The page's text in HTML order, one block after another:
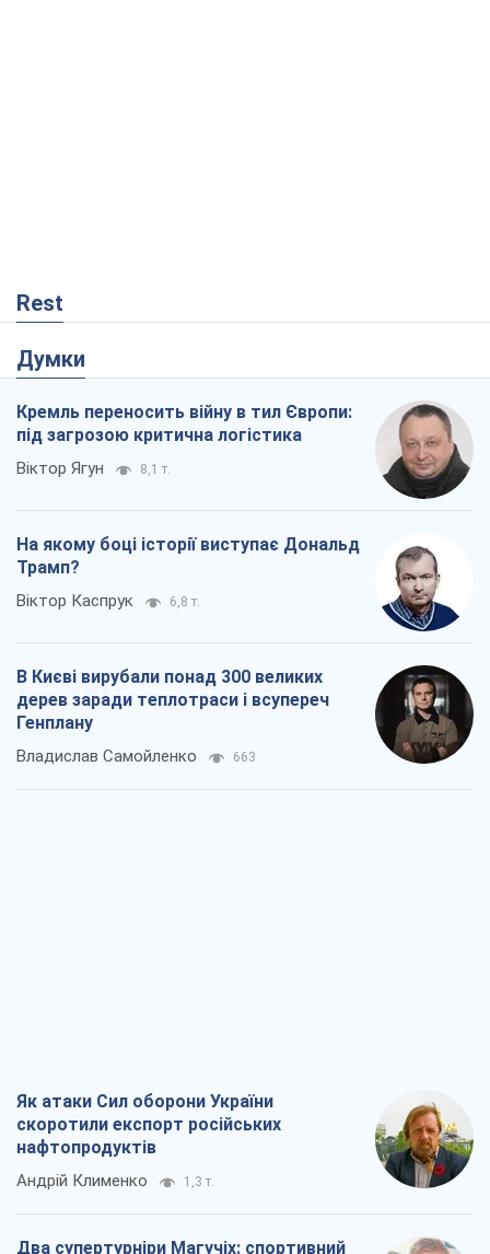
Rest
Думки
Кремль переносить війну в тил Європи:
під загрозою критична логістика
Віктор Ягун 8,1 т.
На якому боці історії виступає Дональд
Трамп?
Віктор Каспрук 6,8 т.
В Києві вирубали понад 300 великих
дерев заради теплотраси і всупереч
Генплану
Владислав Самойленко 663
Як атаки Сил оборони України
скоротили експорт російських
нафтопродуктів
Андрій Клименко 1,3 т.
Два супертурніри Магучіх: спортивний